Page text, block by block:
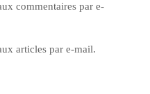
commentaires par e-
articles par e-mail.